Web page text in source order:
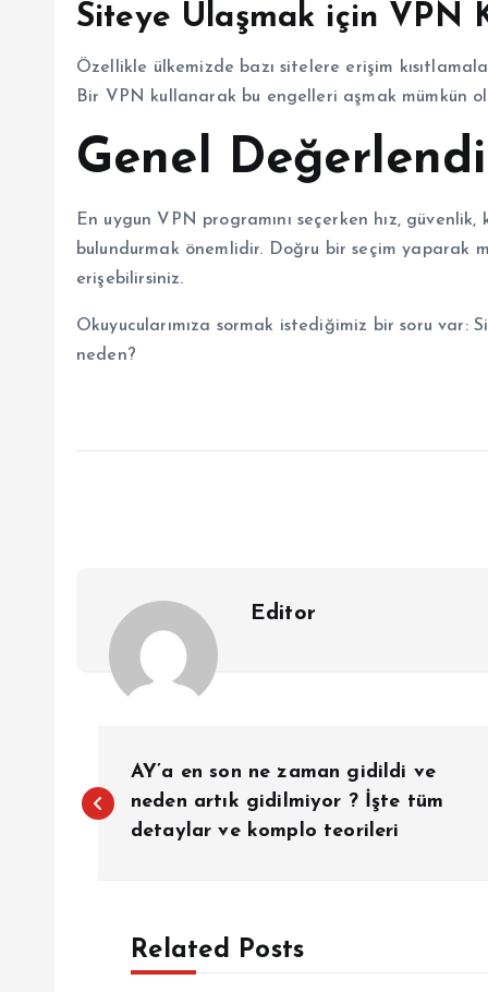
Siteye Ulaşmak için VPN
Özellikle ülkemizde bazı sitelere erişim
Bir VPN kullanarak bu engelleri aşmak mümkün
Genel
En uygun VPN programını seçerken hız,
bulundurmak önemlidir. Doğru bir seçim yaparak
erişebilirsiniz.
Okuyucularımıza sormak istediğimiz bir soru var:
neden?
Editor
a
AY’a en son ne zaman gidildi ve
neden artık gidilmiyor ? İşte tüm
detaylar ve komplo teorileri
Related Posts